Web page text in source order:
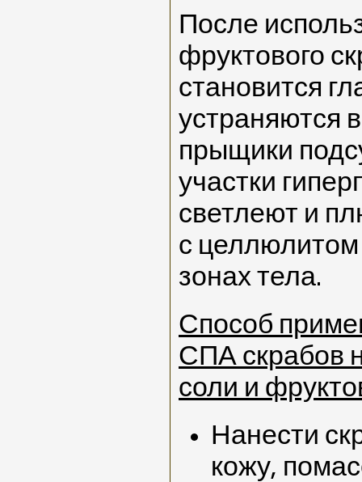
После
фруктового
становится
устраняются
прыщики
участки
светлеют и
с
зонах тела.
Способ
СПА скрабов
соли и
Нанести
кожу,